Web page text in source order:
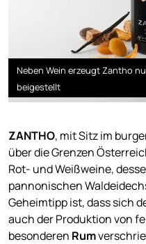
Neben Wein erzeugt Zantho
beigestellt
ZANTHO, mit Sitz im
über die Grenzen
Rot- und Weißweine,
pannonischen
Geheimtipp ist, dass sich
auch der Produktion von
besonderen Rum